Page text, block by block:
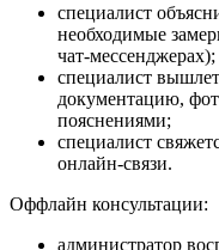
специалист
необходимые
чат-мессенджерах);
специалист
документацию,
пояснениями;
специалист
онлайн-связи.
Оффлайн консультации:
администратор